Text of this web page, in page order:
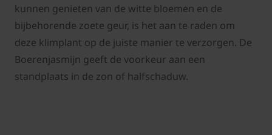
kunnen genieten van de witte bloemen en de
bijbehorende zoete geur, is het aan te raden om
deze klimplant op de juiste manier te verzorgen. De
Boerenjasmijn geeft de voorkeur aan een
standplaats in de zon of halfschaduw.